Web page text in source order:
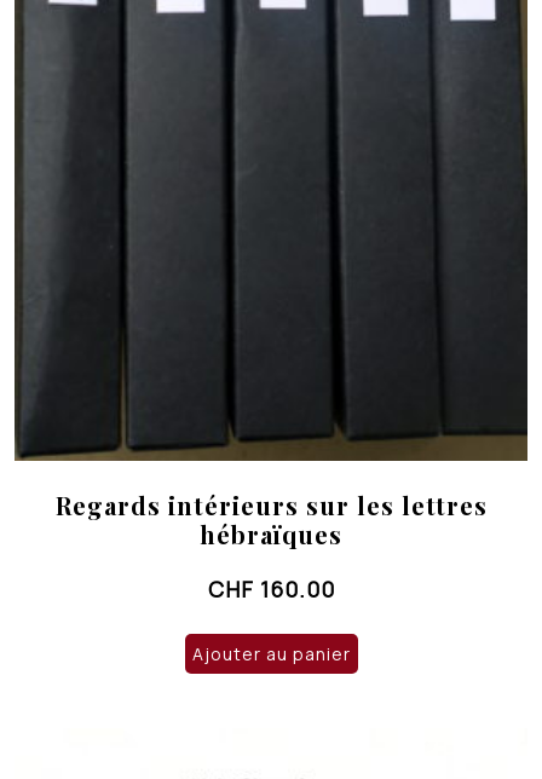
Regards intérieurs sur les lettres
hébraïques
CHF 160.00
Ajouter au panier